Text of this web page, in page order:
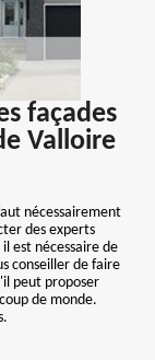
façades
Valloire
nécessairement
des experts
est nécessaire de
conseiller de faire
peut proposer
de monde.